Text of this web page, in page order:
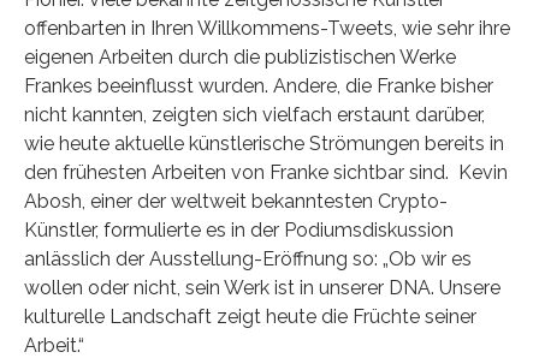
offenbarten in Ihren Willkommens-Tweets, wie sehr ihre
eigenen Arbeiten durch die publizistischen Werke
Frankes beeinflusst wurden. Andere, die Franke bisher
nicht kannten, zeigten sich vielfach erstaunt darüber,
wie heute aktuelle künstlerische Strömungen bereits in
den frühesten Arbeiten von Franke sichtbar sind. Kevin
Abosh, einer der weltweit bekanntesten Crypto-
Künstler, formulierte es in der Podiumsdiskussion
anlässlich der Ausstellung-Eröffnung so: „Ob wir es
wollen oder nicht, sein Werk ist in unserer DNA. Unsere
kulturelle Landschaft zeigt heute die Früchte seiner
Arbeit.“